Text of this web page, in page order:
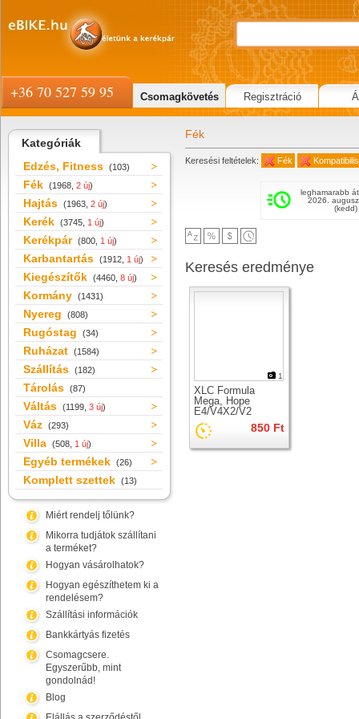
Kategóriák
Edzés, Fitness (103)
Fék (1968, 2 új)
Hajtás (1963, 2 új)
Kerék (3745, 1 új)
Kerékpár (800, 1 új)
Karbantartás (1912, 1 új)
Kiegészítők (4460, 8 új)
Kormány (1431)
Nyereg (808)
Rugóstag (34)
Ruházat (1584)
Szállítás (182)
Tárolás (87)
Váltás (1199, 3 új)
Váz (293)
Villa (508, 1 új)
Egyéb termékek (26)
Komplett szettek (13)
Miért rendelj tőlünk?
Mikorra tudjátok szállítani
a terméket?
Hogyan vásárolhatok?
Hogyan egészíthetem ki a
rendelésem?
Szállítási információk
Bankkártyás fizetés
Csomagcsere.
Egyszerűbb, mint
gondolnád!
Blog
Fék
Keresési feltételek: Fék
leghamarabb
2026.
(kedd)
Keresés eredménye
1
XLC Formula
Mega, Hope
E4/V4X2/V2
fékbetét rögzítő
csavar szett850 Ft
+36 70 527 59 95 Csomagkövetés Regisztráció